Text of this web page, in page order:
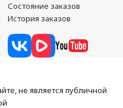
Состояние заказов
История заказов
не является публичной